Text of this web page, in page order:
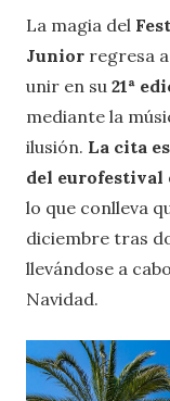
La magia del
Junior regresa
unir en su 21ª
mediante la
ilusión. La cita
del eurofestival
lo que conlleva
diciembre tras
llevándose a
Navidad.